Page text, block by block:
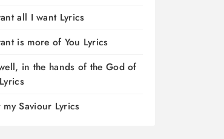
all I want Lyrics
is more of You Lyrics
in the hands of the God of
Saviour Lyrics